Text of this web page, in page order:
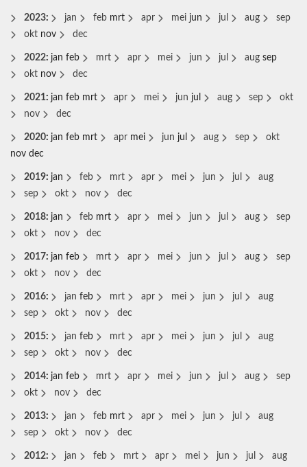
2023: jan feb mrt apr mei jun jul aug
sep
okt nov dec
2022: jan feb mrt apr mei jun jul aug sep
okt nov dec
2021: jan feb mrt apr mei jun jul aug sep
okt
nov
dec
2020: jan feb mrt apr mei jun jul aug sep
okt
nov dec
2019: jan feb mrt apr mei jun jul
aug
sep
okt nov dec
2018: jan feb mrt apr mei jun jul aug
sep
okt
nov dec
2017: jan feb mrt apr mei jun jul aug
sep
okt
nov dec
2016: jan feb mrt apr mei jun jul
aug
sep
okt nov dec
2015: jan feb mrt apr mei jun jul
aug
sep
okt nov dec
2014: jan feb mrt apr mei jun jul aug
sep
okt
nov dec
2013: jan feb mrt apr mei jun jul
aug
sep
okt nov dec
2012: jan feb mrt apr mei jun jul
aug